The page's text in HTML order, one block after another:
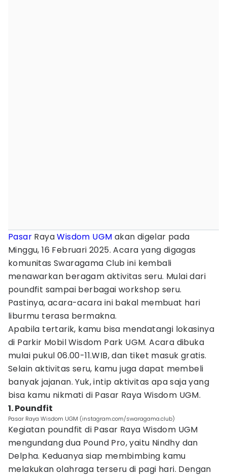
Pasar RayaWisdom UGM akan digelar pada
Minggu, 16 Februari 2025. Acara yang digagas
komunitas Swaragama Club ini kembali
menawarkan beragam aktivitas seru. Mulai dari
poundfit sampai berbagai workshop seru.
Pastinya, acara-acara ini bakal membuat hari
liburmu terasa bermakna.
Apabila tertarik, kamu bisa mendatangi lokasinya
di Parkir Mobil Wisdom Park UGM. Acara dibuka
mulai pukul 06.00-11.WIB, dan tiket masuk gratis.
Selain aktivitas seru, kamu juga dapat membeli
banyak jajanan. Yuk, intip aktivitas apa saja yang
bisa kamu nikmati di Pasar Raya Wisdom UGM.
1. Poundfit
Pasar Raya Wisdom UGM (instagram.com/swaragama.club)
Kegiatan poundfit di Pasar Raya Wisdom UGM
mengundang dua Pound Pro, yaitu Nindhy dan
Delpha. Keduanya siap membimbing kamu
melakukan olahraga terseru di pagi hari. Dengan